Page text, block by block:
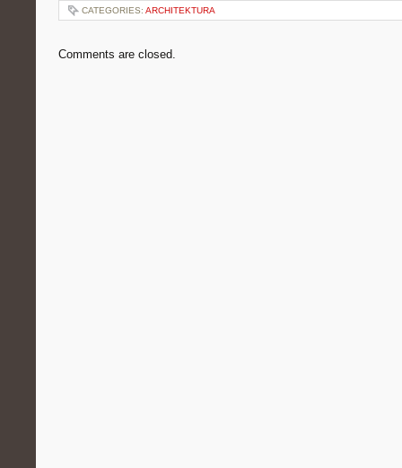
CATEGORIES: ARCHITEKTURA
Comments are closed.